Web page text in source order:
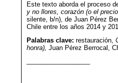
Este texto aborda el proceso
y no llores, corazón (o el
silente, b/n), de Juan Pérez
Chile entre los años 2014 y
Palabras clave: restauración,
honra), Juan Pérez Berrocal,